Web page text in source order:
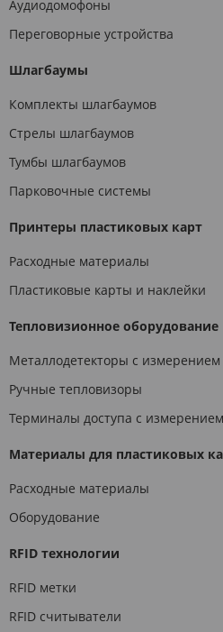
Аудиодомофоны
Переговорные устройства
Шлагбаумы
Комплекты шлагбаумов
Стрелы шлагбаумов
Тумбы шлагбаумов
Парковочные системы
Принтеры пластиковых карт
Расходные материалы
Пластиковые карты и наклейки
Тепловизионное оборудование
Металлодетекторы с
Ручные тепловизоры
Терминалы доступа с
Материалы для пластиковых
Расходные материалы
Оборудование
RFID технологии
RFID метки
RFID считыватели